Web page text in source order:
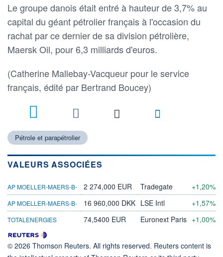
Le groupe danois était entré à hauteur de 3,7% au
capital du géant pétrolier français à l'occasion du
rachat par ce dernier de sa division pétrolière,
Maersk Oil, pour 6,3 milliards d'euros.
(Catherine Mallebay-Vacqueur pour le service
français, édité par Bertrand Boucey)
Pétrole et parapétrolier
VALEURS ASSOCIÉES
AP MOELLER-MAERS-B- 2 274,000 EUR Tradegate +1,20%
AP MOELLER-MAERS-B- 16 960,000 DKK LSE Intl +1,57%
TOTALENERGIES 74,5400 EUR Euronext Paris +1,00%
© 2026 Thomson Reuters. All rights reserved. Reuters content is